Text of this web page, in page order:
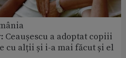
Ceaușescu a adoptat copiii
cu alții și i-a mai făcut și el